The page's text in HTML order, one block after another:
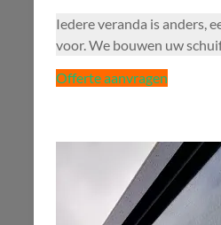
Iedere veranda is anders,
voor. We bouwen uw
Offerte aanvragen